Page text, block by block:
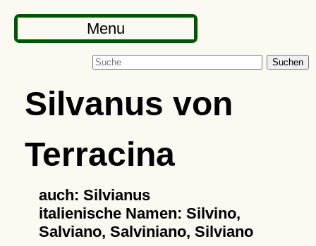
Menu
Suchen
Silvanus von
Terracina
auch: Silvianus
italienische Namen: Silvino,
Salviano, Salviniano, Silviano